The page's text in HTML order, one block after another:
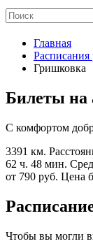
Главная
Гришковка
Билеты на
С комфортом
3391 км.
62 ч. 48 мин.
от 790 руб. Цена
Чтобы вы могли